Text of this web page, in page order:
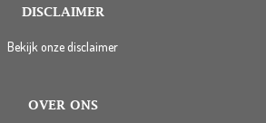
DISCLAIMER
Bekijk onze disclaimer
OVER ONS